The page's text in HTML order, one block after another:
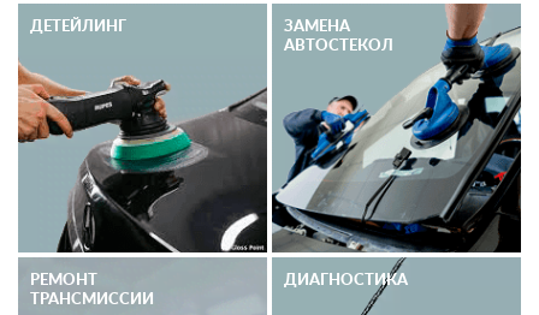
ДЕТЕЙЛИНГ
ЗАМЕНА
АВТОСТЕКОЛ
РЕМОНТ
ТРАНСМИССИИ
ДИАГНОСТИКА